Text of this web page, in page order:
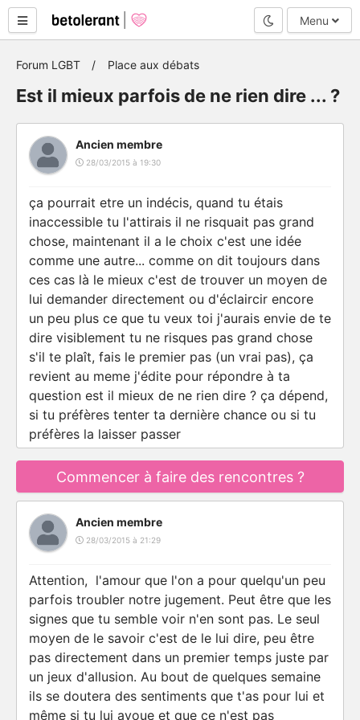
Mode nuit
Menu
Forum LGBT Place aux débats
Est il mieux parfois de ne rien dire ... ?
Ancien membre
28/03/2015 à 19:30
ça pourrait etre un indécis, quand tu étais
inaccessible tu l'attirais il ne risquait pas grand
chose, maintenant il a le choix c'est une idée
comme une autre... comme on dit toujours dans
ces cas là le mieux c'est de trouver un moyen de
lui demander directement ou d'éclaircir encore
un peu plus ce que tu veux toi j'aurais envie de te
dire visiblement tu ne risques pas grand chose
s'il te plaît, fais le premier pas (un vrai pas), ça
revient au meme j'édite pour répondre à ta
question est il mieux de ne rien dire ? ça dépend,
si tu préfères tenter ta dernière chance ou si tu
préfères la laisser passer
Commencer à faire des rencontres ?
Ancien membre
28/03/2015 à 21:29
Attention, l'amour que l'on a pour quelqu'un peu
parfois troubler notre jugement. Peut être que les
signes que tu semble voir n'en sont pas. Le seul
moyen de le savoir c'est de le lui dire, peu être
pas directement dans un premier temps juste par
un jeux d'allusion. Au bout de quelques semaine
ils se doutera des sentiments que t'as pour lui et
même si tu lui avoue et que ce n'est pas